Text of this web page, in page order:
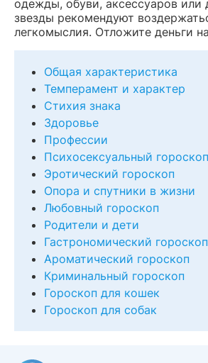
одежды, обуви, аксессуаров или
звезды рекомендуют
легкомыслия. Отложите деньги
Общая характеристика
Темперамент и характер
Стихия знака
Здоровье
Профессии
Психосексуальный гороскоп
Эротический гороскоп
Опора и спутники в жизни
Любовный гороскоп
Родители и дети
Гастрономический гороскоп
Ароматический гороскоп
Криминальный гороскоп
Гороскоп для кошек
Гороскоп для собак